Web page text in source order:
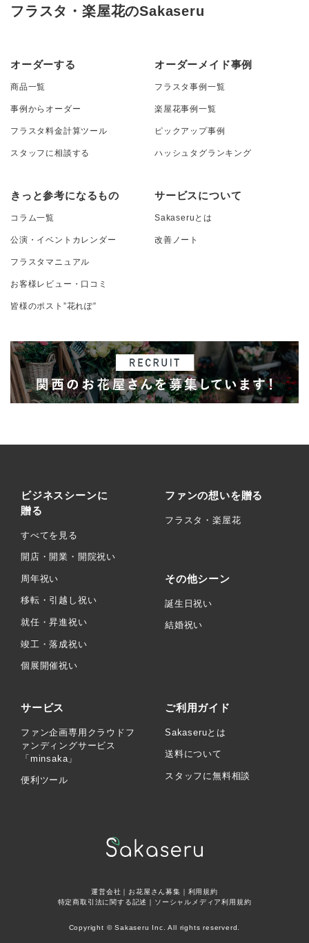
フラスタ・楽屋花のSakaseru
オーダーする
商品一覧
事例からオーダー
フラスタ料金計算ツール
スタッフに相談する
オーダーメイド事例
フラスタ事例一覧
楽屋花事例一覧
ピックアップ事例
ハッシュタグランキング
きっと参考になるもの
コラム一覧
公演・イベントカレンダー
フラスタマニュアル
お客様レビュー・口コミ
皆様のポスト”花れぽ”
サービスについて
Sakaseruとは
改善ノート
ビジネスシーンに
贈る
すべてを見る
開店・開業・開院祝い
周年祝い
移転・引越し祝い
就任・昇進祝い
竣工・落成祝い
個展開催祝い
ファンの想いを贈る
フラスタ・楽屋花
その他シーン
誕生日祝い
結婚祝い
サービス
ファン企画専用クラウドフ
ァンディングサービス
「minsaka」
便利ツール
ご利用ガイド
Sakaseruとは
送料について
スタッフに無料相談
運営会社 ｜ お花屋さん募集 ｜ 利用規約
特定商取引法に関する記述 ｜ ソーシャルメディア利用規約
Copyright © Sakaseru Inc. All rights reserverd.